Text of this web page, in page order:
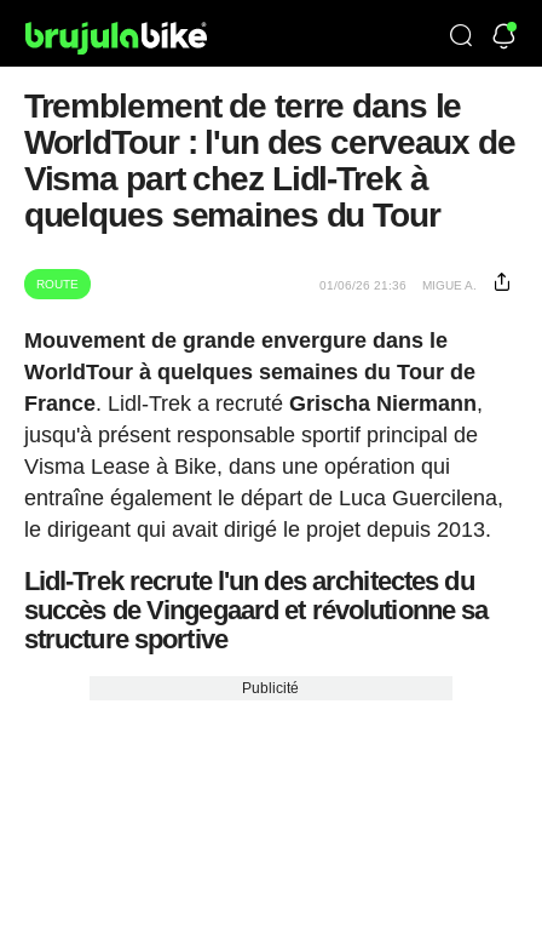
Tremblement de terre dans le
WorldTour : l'un des cerveaux de
Visma part chez Lidl-Trek à
quelques semaines du Tour
ROUTE 01/06/26 21:36 MIGUE A.
Mouvement de grande envergure dans le
WorldTour à quelques semaines du Tour de
France. Lidl-Trek a recruté Grischa Niermann,
jusqu'à présent responsable sportif principal de
Visma Lease à Bike, dans une opération qui
entraîne également le départ de Luca Guercilena,
le dirigeant qui avait dirigé le projet depuis 2013.
Lidl-Trek recrute l'un des architectes du
succès de Vingegaard et révolutionne sa
structure sportive
Publicité